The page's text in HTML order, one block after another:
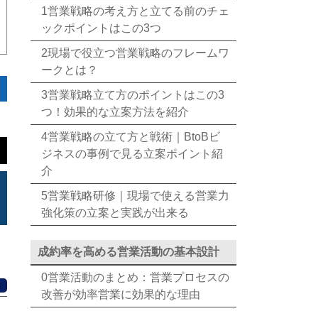
1営業戦略の考え方と立てる前のチェ
ックポイントはこの3つ
2現場で役立つ営業戦略のフレームワ
ークとは？
3営業戦略立て方のポイントはこの3
つ！効果的な立案方法を紹介
4営業戦略の立て方と戦術｜BtoBビ
ジネスの事例で見る立案ポイント紹
介
5営業戦略研修｜現場で使える営業力
強化策の立案と実践が出来る
成約率を高める営業活動の基本設計
0営業活動のまとめ：営業プロセスの
改善が効率営業に効果的な理由